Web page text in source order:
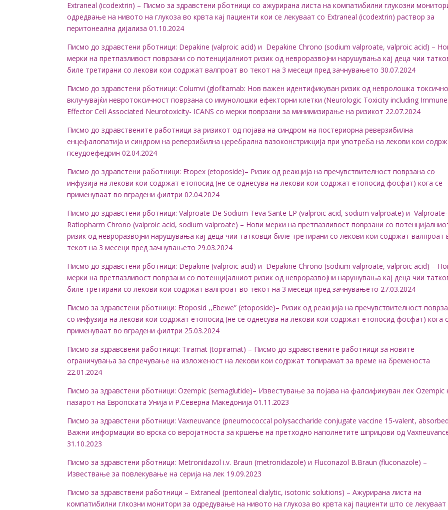
Extraneal (icodextrin) – Писмо за здравстени рботници со ажурирана листа на компатибилни глукозни
одредвање на нивото на глукоза во крвта кај пациенти кои се лекуваат со Extraneal (icodextrin) раствор за
перитонеална дијализа 01.10.2024
Писмо до здравстени рботници: Depakine (valproic acid) и Depakine Chrono (sodium valproate, valproic acid) –
мерки на претпазливост поврзани со потенцијалниот ризик од невроразвојни нарушувања кај деца чии
биле третирани со лекови кои содржат валпроат во текот на 3 месеци пред зачнувањето 30.07.2024
Писмо до здравстени рботници: Columvi (glofitamab: Нов важен идентификуван ризик од невролошка
вклучувајќи невротоксичност поврзана со имунолошки ефекторни клетки (Neurologic Toxicity including Immune
Effector Cell Associated Neurotoxicity- ICANS со мерки поврзани за минимизирање на ризикот 22.07.2024
Писмо до здравствените работници за ризикот од појава на синдром на постериорна реверзибилна
енцефалопатија и синдром на реверзибилна церебрална вазоконстрикција при употреба на лекови кои
псеудоефедрин 02.04.2024
Писмо до здравстени работници: Etopex (etoposide)– Ризик од реакција на пречувствителност поврзана со
инфузија на лекови кои содржат етопосид (не се однесува на лекови кои содржат етопосид фосфат) кога се
применуваат во вградени филтри 02.04.2024
Писмо до здравстени рботници: Valproate De Sodium Teva Sante LP (valproic acid, sodium valproate) и Valproate-
Ratiopharm Chrono (valproic acid, sodium valproate) – Нови мерки на претпазливост поврзани со
ризик од невроразвојни нарушувања кај деца чии татковци биле третирани со лекови кои содржат валпроат
текот на 3 месеци пред зачнувањето 29.03.2024
Писмо до здравстени рботници: Depakine (valproic acid) и Depakine Chrono (sodium valproate, valproic acid) –
мерки на претпазливост поврзани со потенцијалниот ризик од невроразвојни нарушувања кај деца чии
биле третирани со лекови кои содржат валпроат во текот на 3 месеци пред зачнувањето 27.03.2024
Писмо за здравстени рботници: Etoposid ,,Ebewe” (etoposide)– Ризик од реакција на пречувствителност
со инфузија на лекови кои содржат етопосид (не се однесува на лекови кои содржат етопосид фосфат) кога
применуваат во вградени филтри 25.03.2024
Писмо за здравсвени работници: Tiramat (topiramat) – Писмо до здравствените работници за новите
ограничувања за спречување на изложеност на лекови кои содржат топирамат за време на бременоста
22.01.2024
Писмо за здравстени рботници: Ozempic (semaglutide)– Известување за појава на фалсификуван лек Ozempic
пазарот на Европската Унија и Р.Северна Македонија 01.11.2023
Писмо за здравстени рботници: Vaxneuvance (pneumococcal polysaccharide conjugate vaccine 15-valent,
Важни информации во врска со веројатноста за кршење на претходно наполнетите шприцови од
31.10.2023
Писмо за здравстени рботници: Metronidazol i.v. Braun (metronidazole) и Fluconazol B.Braun (fluconazole) –
Извествање за повлекување на серија на лек 19.09.2023
Писмо за здравствени работници – Extraneal (peritoneal dialytic, isotonic solutions) – Ажурирана листа на
компатибилни глкозни монитори за одредување на нивото на глукоза во крвта кај пациенти што се лекуваат